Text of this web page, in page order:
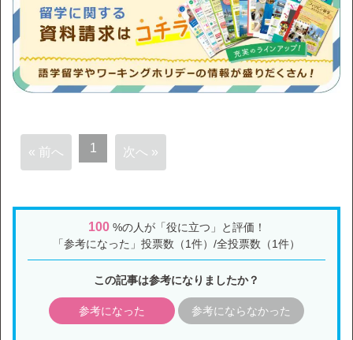
« 前へ 1 次へ »
100%の人が「役に立つ」と評価！
「参考になった」投票数（1件）/全投票数（1件）
この記事は参考になりましたか？
参考になった 参考にならなかった